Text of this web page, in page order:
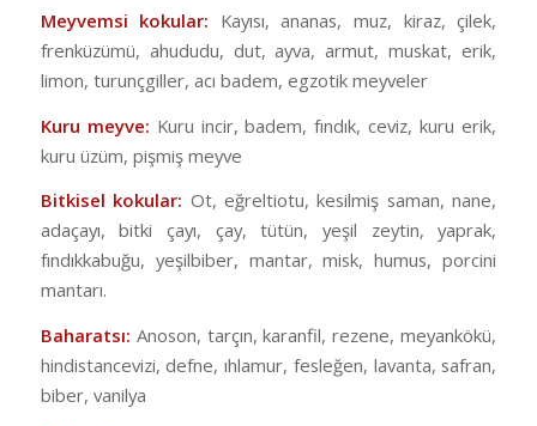
Meyvemsi kokular: Kayısı, ananas, muz, kiraz, çilek,
frenküzümü, ahududu, dut, ayva, armut, muskat, erik,
limon, turunçgiller, acı badem, egzotik meyveler
Kuru meyve: Kuru incir, badem, fındık, ceviz, kuru erik,
kuru üzüm, pişmiş meyve
Bitkisel kokular: Ot, eğreltiotu, kesilmiş saman, nane,
adaçayı, bitki çayı, çay, tütün, yeşil zeytin, yaprak,
fındıkkabuğu, yeşilbiber, mantar, misk, humus, porcini
mantarı.
Baharatsı: Anoson, tarçın, karanfil, rezene, meyankökü,
hindistancevizi, defne, ıhlamur, fesleğen, lavanta, safran,
biber, vanilya